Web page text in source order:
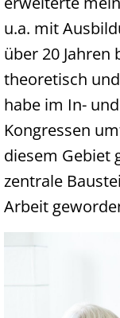
u.a. mit
über 20 Jahren
theoretisch
habe im In-
Kongressen
diesem Gebiet
zentrale
Arbeit